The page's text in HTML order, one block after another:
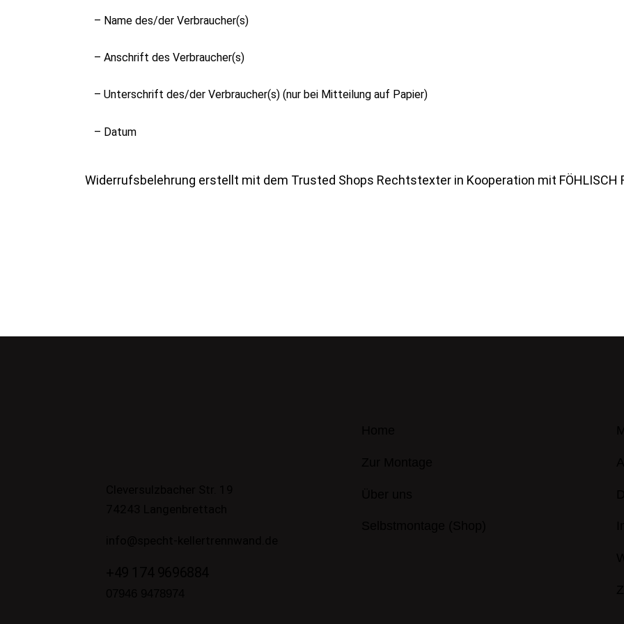
– Name des/der Verbraucher(s)
– Anschrift des Verbraucher(s)
– Unterschrift des/der Verbraucher(s) (nur bei Mitteilung auf Papier)
– Datum
Widerrufsbelehrung erstellt mit dem Trusted Shops Rechtstexter in Kooperation mit